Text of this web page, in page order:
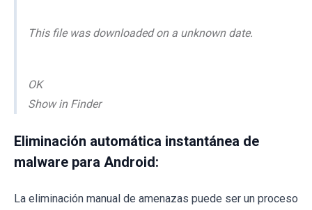
This file was downloaded on a unknown date.
OK
Show in Finder
Eliminación automática instantánea de
malware para Android:
La eliminación manual de amenazas puede ser un proceso